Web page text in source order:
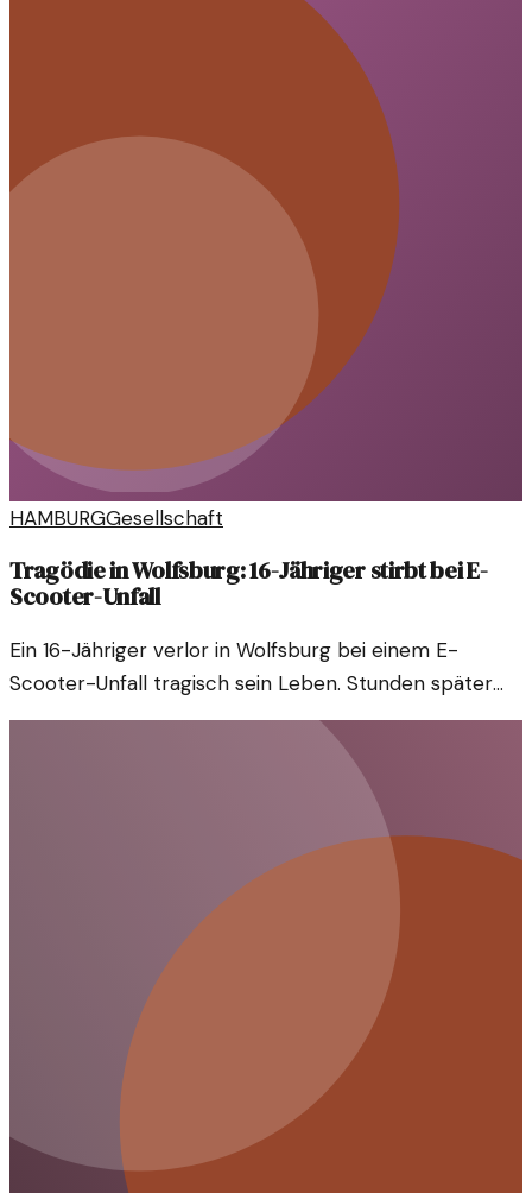
HAMBURGGesellschaft
Tragödie in Wolfsburg: 16-Jähriger stirbt bei E-
Scooter-Unfall
Ein 16-Jähriger verlor in Wolfsburg bei einem E-
Scooter-Unfall tragisch sein Leben. Stunden später
entdeckte eine Passantin die Leiche im Gebüsch.